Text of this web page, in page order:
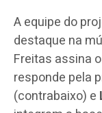
A equipe do
destaque na
Freitas assina
responde pela
(contrabaixo) e